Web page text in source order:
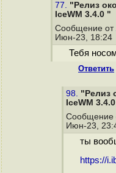
77. "Релиз
IceWM 3.4.0 "
Сообщение от
Июн-23, 18:24
Тебя
Ответить
98. "Релиз
IceWM
Сообщение
Июн-23,
ты
https://